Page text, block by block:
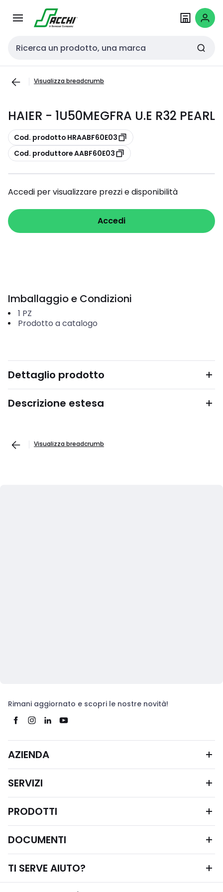
navigazionecontenuto
Cerca input
Visualizza breadcrumb
HAIER - 1U50MEGFRA U.E R32 PEARL
copia
Cod. prodotto HRAABF60E03
copia
Cod. produttore AABF60E03
Accedi per visualizzare prezzi e disponibilità
Accedi
Imballaggio e Condizioni
1 PZ
Prodotto a catalogo
Dettaglio prodotto
Descrizione estesa
Visualizza breadcrumb
Rimani aggiornato e scopri le nostre novità!
AZIENDA
SERVIZI
PRODOTTI
DOCUMENTI
TI SERVE AIUTO?